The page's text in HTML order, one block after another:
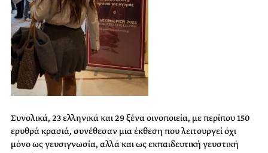
Συνολικά, 23 ελληνικά και 29 ξένα οινοποιεία, με περίπου 150
ερυθρά κρασιά, συνέθεσαν μια έκθεση που λειτουργεί όχι
μόνο ως γευσιγνωσία, αλλά και ως εκπαιδευτική γευστική